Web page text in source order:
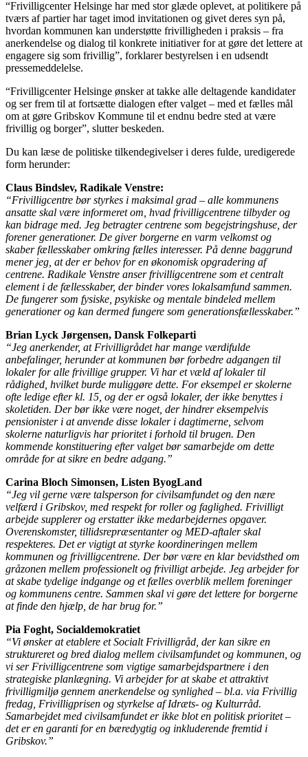
“Frivilligcenter Helsinge har med stor glæde oplevet, at politikere på
tværs af partier har taget imod invitationen og givet deres syn på,
hvordan kommunen kan understøtte frivilligheden i praksis – fra
anerkendelse og dialog til konkrete initiativer for at gøre det lettere at
engagere sig som frivillig”, forklarer bestyrelsen i en udsendt
pressemeddelelse.
“Frivilligcenter Helsinge ønsker at takke alle deltagende kandidater
og ser frem til at fortsætte dialogen efter valget – med et fælles mål
om at gøre Gribskov Kommune til et endnu bedre sted at være
frivillig og borger”, slutter beskeden.
Du kan læse de politiske tilkendegivelser i deres fulde, uredigerede
form herunder:
Claus Bindslev, Radikale Venstre:
“Frivilligcentre bør styrkes i maksimal grad – alle kommunens
ansatte skal være informeret om, hvad frivilligcentrene tilbyder og
kan bidrage med. Jeg betragter centrene som begejstringshuse, der
forener generationer. De giver borgerne en varm velkomst og
skaber fællesskaber omkring fælles interesser. På denne baggrund
mener jeg, at der er behov for en økonomisk opgradering af
centrene. Radikale Venstre anser frivilligcentrene som et centralt
element i de fællesskaber, der binder vores lokalsamfund sammen.
De fungerer som fysiske, psykiske og mentale bindeled mellem
generationer og kan dermed fungere som generationsfællesskaber.”
Brian Lyck Jørgensen, Dansk Folkeparti
“Jeg anerkender, at Frivilligrådet har mange værdifulde
anbefalinger, herunder at kommunen bør forbedre adgangen til
lokaler for alle frivillige grupper. Vi har et væld af lokaler til
rådighed, hvilket burde muliggøre dette. For eksempel er skolerne
ofte ledige efter kl. 15, og der er også lokaler, der ikke benyttes i
skoletiden. Der bør ikke være noget, der hindrer eksempelvis
pensionister i at anvende disse lokaler i dagtimerne, selvom
skolerne naturligvis har prioritet i forhold til brugen. Den
kommende konstituering efter valget bør samarbejde om dette
område for at sikre en bedre adgang.”
Carina Bloch Simonsen, Listen ByogLand
“Jeg vil gerne være talsperson for civilsamfundet og den nære
velfærd i Gribskov, med respekt for roller og faglighed. Frivilligt
arbejde supplerer og erstatter ikke medarbejdernes opgaver.
Overenskomster, tillidsrepræsentanter og MED-aftaler skal
respekteres. Det er vigtigt at styrke koordineringen mellem
kommunen og frivilligcentrene. Der bør være en klar bevidsthed om
gråzonen mellem professionelt og frivilligt arbejde. Jeg arbejder for
at skabe tydelige indgange og et fælles overblik mellem foreninger
og kommunens centre. Sammen skal vi gøre det lettere for borgerne
at finde den hjælp, de har brug for.”
Pia Foght, Socialdemokratiet
“Vi ønsker at etablere et Socialt Frivilligråd, der kan sikre en
struktureret og bred dialog mellem civilsamfundet og kommunen, og
vi ser Frivilligcentrene som vigtige samarbejdspartnere i den
strategiske planlægning. Vi arbejder for at skabe et attraktivt
frivilligmiljø gennem anerkendelse og synlighed – bl.a. via Frivillig
fredag, Frivilligprisen og styrkelse af Idræts- og Kulturråd.
Samarbejdet med civilsamfundet er ikke blot en politisk prioritet –
det er en garanti for en bæredygtig og inkluderende fremtid i
Gribskov.”